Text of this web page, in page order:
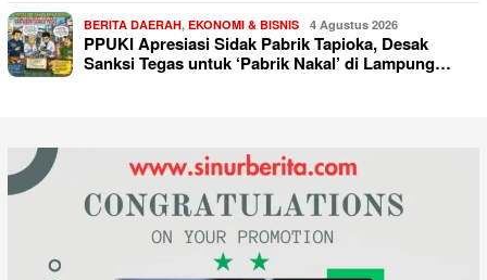
BERITA DAERAH, EKONOMI & BISNIS 4 Agustus 2026
PPUKI Apresiasi Sidak Pabrik Tapioka, Desak
Sanksi Tegas untuk ‘Pabrik Nakal’ di Lampung…